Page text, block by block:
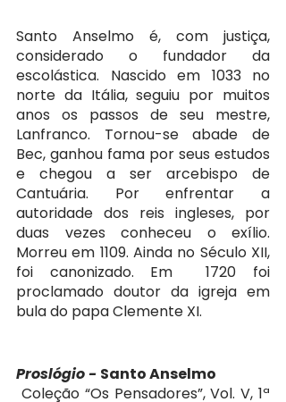
Santo Anselmo é, com justiça,
considerado o fundador da
escolástica. Nascido em 1033 no
norte da Itália, seguiu por muitos
anos os passos de seu mestre,
Lanfranco. Tornou-se abade de
Bec, ganhou fama por seus estudos
e chegou a ser arcebispo de
Cantuária. Por enfrentar a
autoridade dos reis ingleses, por
duas vezes conheceu o exílio.
Morreu em 1109. Ainda no Século XII,
foi canonizado. Em  1720 foi
proclamado doutor da igreja em
bula do papa Clemente XI.
Proslógio - Santo Anselmo